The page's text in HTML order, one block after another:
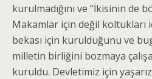
kurulmadığını ve “İkisinin de
Makamlar için değil koltukları
bekası için kurulduğunu ve
milletin birliğini bozmaya
kuruldu. Devletimiz için